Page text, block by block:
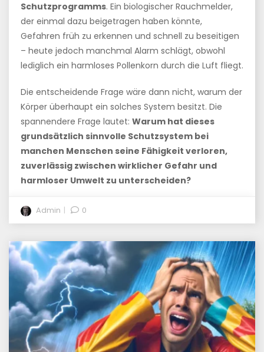
Schutzprogramms. Ein biologischer Rauchmelder,
der einmal dazu beigetragen haben könnte,
Gefahren früh zu erkennen und schnell zu beseitigen
– heute jedoch manchmal Alarm schlägt, obwohl
lediglich ein harmloses Pollenkorn durch die Luft fliegt.
Die entscheidende Frage wäre dann nicht, warum der
Körper überhaupt ein solches System besitzt. Die
spannendere Frage lautet: Warum hat dieses
grundsätzlich sinnvolle Schutzsystem bei
manchen Menschen seine Fähigkeit verloren,
zuverlässig zwischen wirklicher Gefahr und
harmloser Umwelt zu unterscheiden?
Admin 0